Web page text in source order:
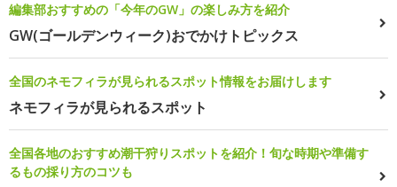
編集部おすすめの「今年のGW」の楽しみ方を紹介
GW(ゴールデンウィーク)おでかけトピックス
全国のネモフィラが見られるスポット情報をお届けします
ネモフィラが見られるスポット
全国各地のおすすめ潮干狩りスポットを紹介！旬な時期や準備す
るもの採り方のコツも